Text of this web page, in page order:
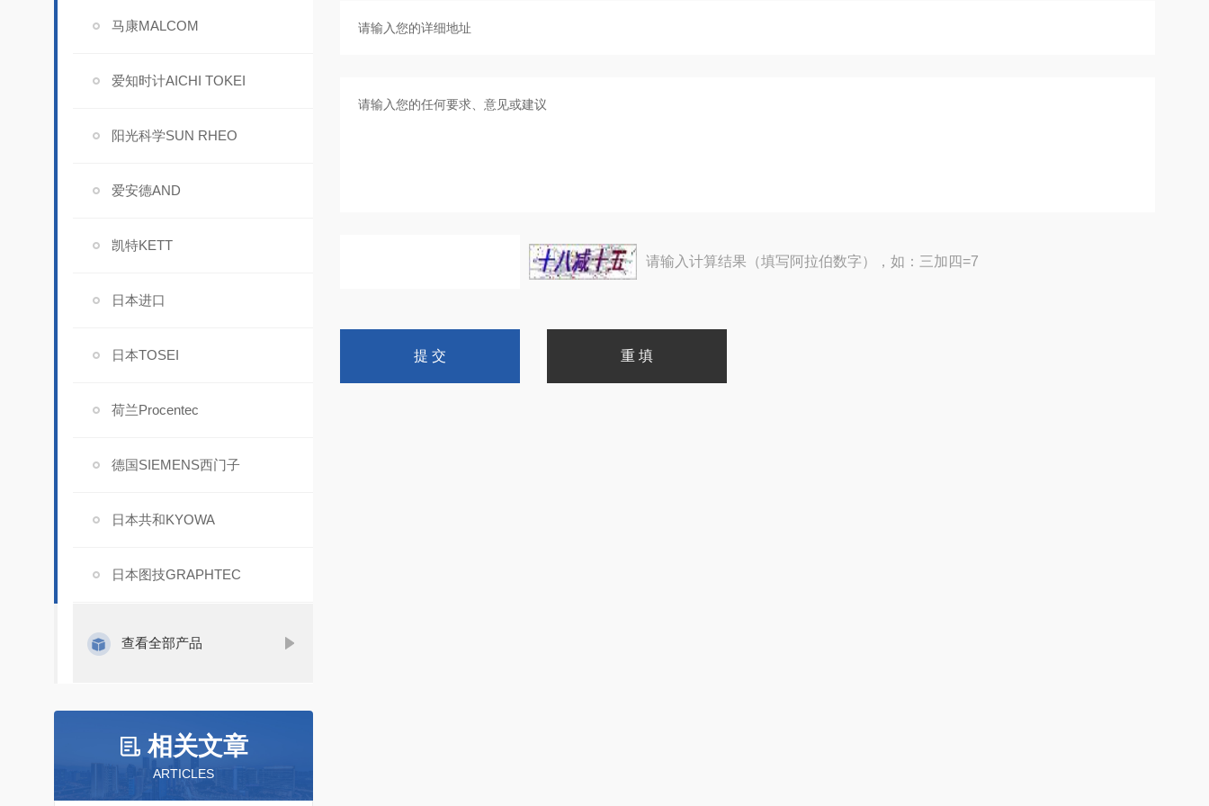
马康MALCOM
爱知时计AICHI TOKEI
阳光科学SUN RHEO
爱安德AND
凯特KETT
日本进口
日本TOSEI
荷兰Procentec
德国SIEMENS西门子
日本共和KYOWA
日本图技GRAPHTEC
查看全部产品
相关文章
ARTICLES
请输入计算结果（填写阿拉伯数字），如：三加四=7